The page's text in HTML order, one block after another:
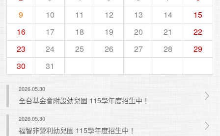
9
10 11 12 13 14
15
16
17 18 19 20 21
22
23
24 25 26 27 28
29
30
31
2026.05.30
全台基金會附設幼兒園 115學年度招生中！
2026.05.30
福智非營利幼兒園 115學年度招生中！